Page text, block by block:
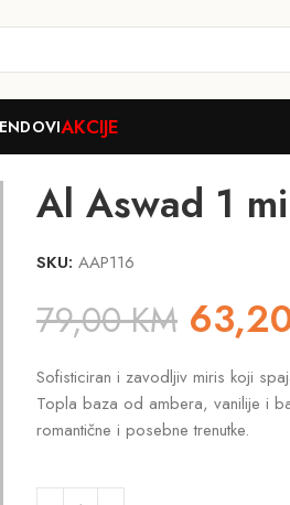
AKCIJE
Al Aswad 1
SKU: AAP116
79,00KM
Sofisticiran i zavodljiv miris koji
Topla baza od ambera, vanilije i
romantične i posebne trenutke.